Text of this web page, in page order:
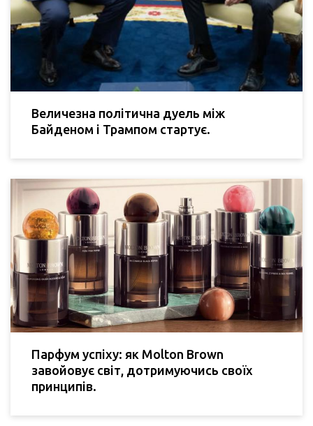
Величезна політична дуель між
Байденом і Трампом стартує.
Парфум успіху: як Molton Brown
завойовує світ, дотримуючись своїх
принципів.